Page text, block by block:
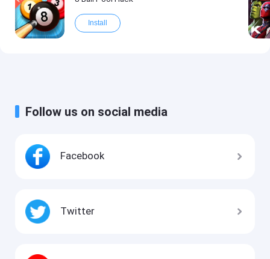
Install
Follow us on social media
Facebook
Twitter